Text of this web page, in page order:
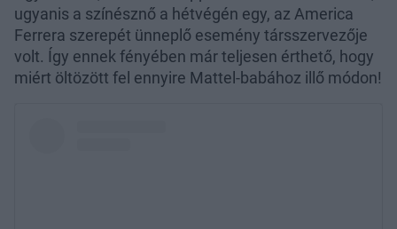
ugyanis a színésznő a hétvégén egy, az America
Ferrera szerepét ünneplő esemény társszervezője
volt. Így ennek fényében már teljesen érthető, hogy
miért öltözött fel ennyire Mattel-babához illő módon!